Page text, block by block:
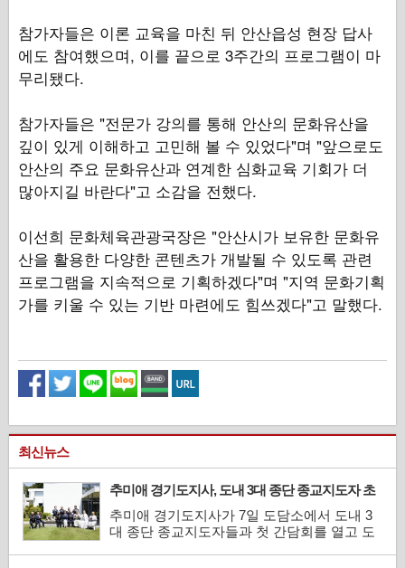
참가자들은 이론 교육을 마친 뒤 안산읍성 현장 답사
에도 참여했으며, 이를 끝으로 3주간의 프로그램이 마
무리됐다.
참가자들은 "전문가 강의를 통해 안산의 문화유산을
깊이 있게 이해하고 고민해 볼 수 있었다"며 "앞으로도
안산의 주요 문화유산과 연계한 심화교육 기회가 더
많아지길 바란다"고 소감을 전했다.
이선희 문화체육관광국장은 "안산시가 보유한 문화유
산을 활용한 다양한 콘텐츠가 개발될 수 있도록 관련
프로그램을 지속적으로 기획하겠다"며 "지역 문화기획
가를 키울 수 있는 기반 마련에도 힘쓰겠다"고 말했다.
최신뉴스
추미애 경기도지사, 도내 3대 종단 종교지도자 초
청 간담회 개최
추미애 경기도지사가 7일 도담소에서 도내 3
대 종단 종교지도자들과 첫 간담회를 열고 도